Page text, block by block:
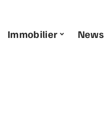
Immobilier News